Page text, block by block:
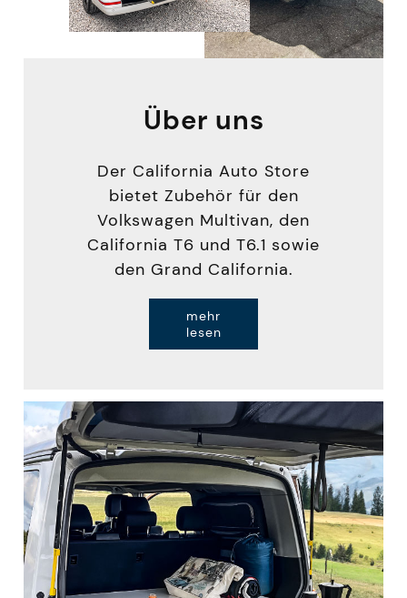
Über uns
Der California Auto Store
bietet Zubehör für den
Volkswagen Multivan, den
California T6 und T6.1 sowie
den Grand California.
mehr
lesen